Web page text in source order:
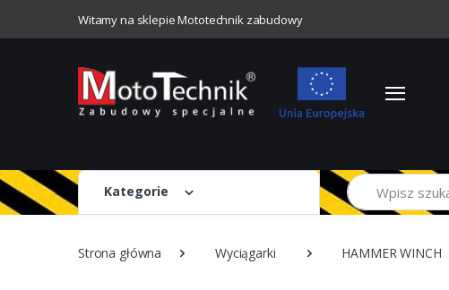
Witamy na sklepie Mototechnik zabudowy
Kategorie
Szukaj
Strona główna Wyciągarki HAMMER WINCH